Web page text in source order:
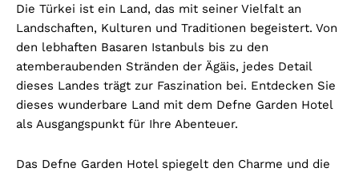
Die Türkei ist ein Land, das mit seiner Vielfalt an
Landschaften, Kulturen und Traditionen begeistert. Von
den lebhaften Basaren Istanbuls bis zu den
atemberaubenden Stränden der Ägäis, jedes Detail
dieses Landes trägt zur Faszination bei. Entdecken Sie
dieses wunderbare Land mit dem Defne Garden Hotel
als Ausgangspunkt für Ihre Abenteuer.
Das Defne Garden Hotel spiegelt den Charme und die